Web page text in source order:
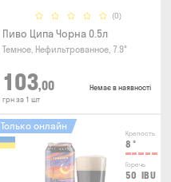
(0)
Пиво Ципа Чорна 0.5л
Темное, Нефильтрованное, 7.9°
103,00
грн за 1 шт
Немає в наявності
Крепость
8 °
Горечь
50 IBU
Только онлайн